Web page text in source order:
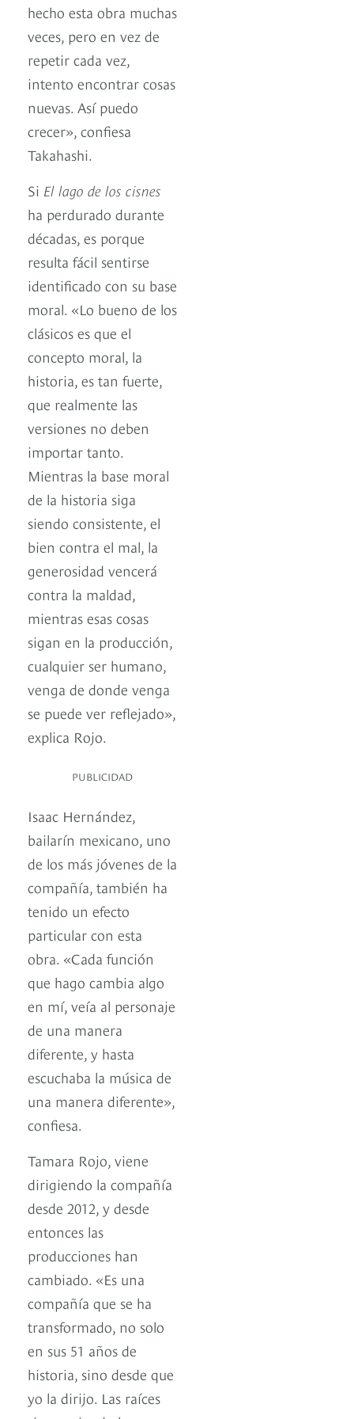
hecho esta obra muchas
veces, pero en vez de
repetir cada vez,
intento encontrar cosas
nuevas. Así puedo
crecer», confiesa
Takahashi.
Si El lago de los cisnes
ha perdurado durante
décadas, es porque
resulta fácil sentirse
identificado con su base
moral. «Lo bueno de los
clásicos es que el
concepto moral, la
historia, es tan fuerte,
que realmente las
versiones no deben
importar tanto.
Mientras la base moral
de la historia siga
siendo consistente, el
bien contra el mal, la
generosidad vencerá
contra la maldad,
mientras esas cosas
sigan en la producción,
cualquier ser humano,
venga de donde venga
se puede ver reflejado»,
explica Rojo.
PUBLICIDAD
Isaac Hernández,
bailarín mexicano, uno
de los más jóvenes de la
compañía, también ha
tenido un efecto
particular con esta
obra. «Cada función
que hago cambia algo
en mí, veía al personaje
de una manera
diferente, y hasta
escuchaba la música de
una manera diferente»,
confiesa.
Tamara Rojo, viene
dirigiendo la compañía
desde 2012, y desde
entonces las
producciones han
cambiado. «Es una
compañía que se ha
transformado, no solo
en sus 51 años de
historia, sino desde que
yo la dirijo. Las raíces